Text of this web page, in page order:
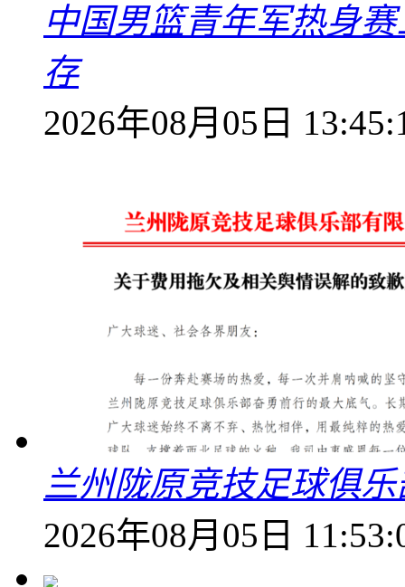
中国男篮青年军热身
存
2026年08月05日
兰州陇原竞技足球俱
2026年08月05日